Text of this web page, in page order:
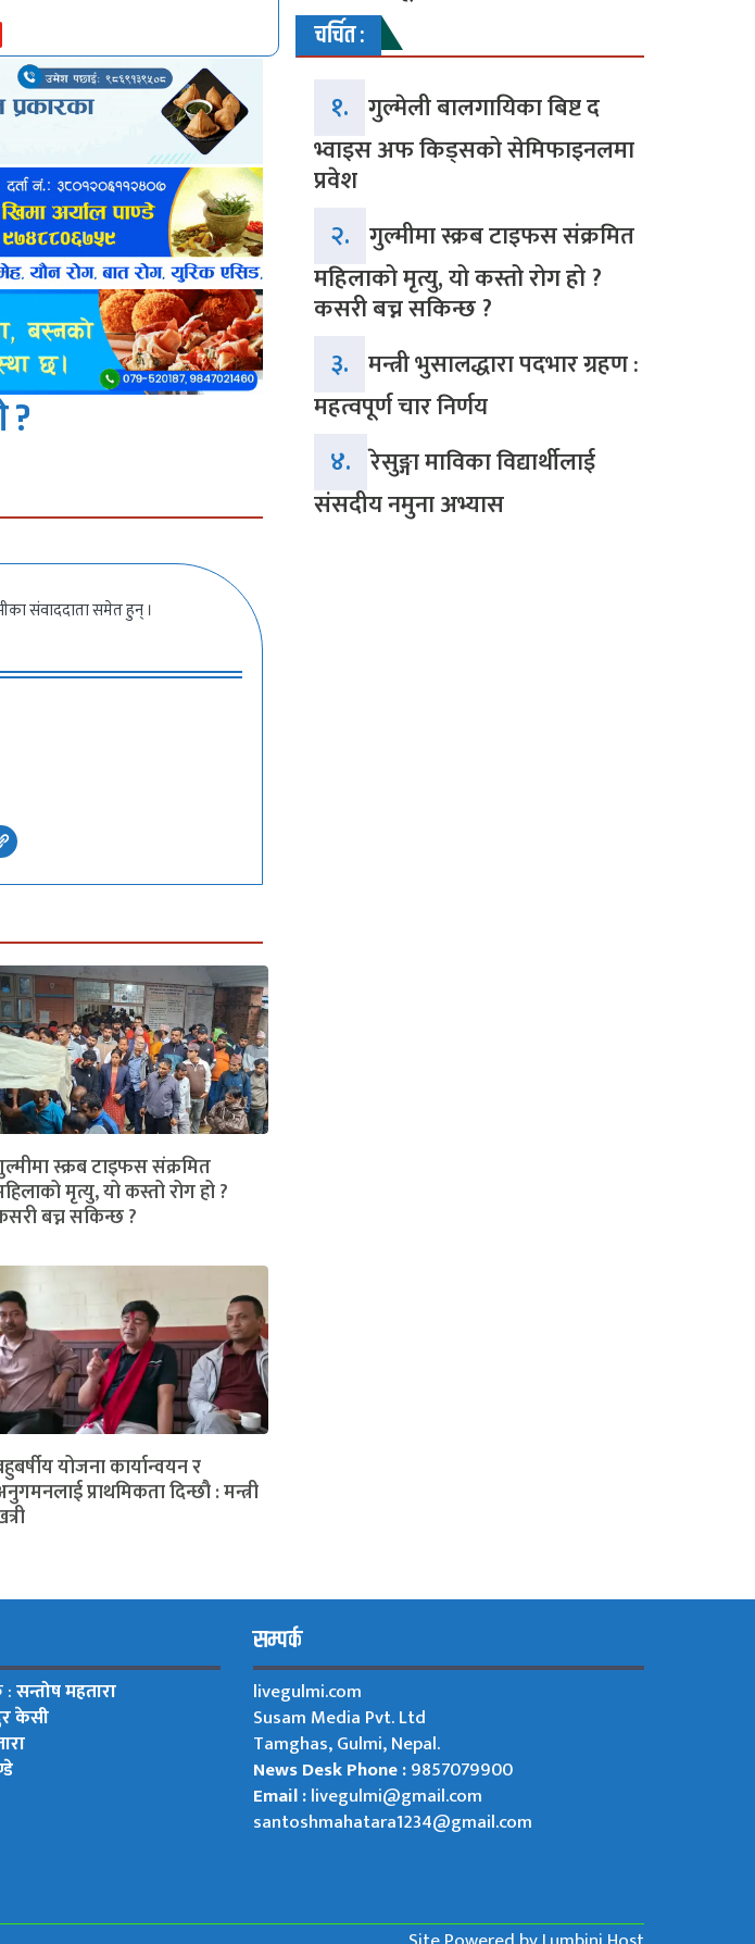
?
संवाददाता समेत हुन् ।
स्क्रब टाइफस संक्रमित
मृत्यु, यो कस्तो रोग हो ?
बच्न सकिन्छ ?
योजना कार्यान्वयन र
प्राथमिकता दिन्छौ : मन्त्री
चर्चित :
१. गुल्मेली बालगायिका बिष्ट द
भ्वाइस अफ किड्सको सेमिफाइनलमा
प्रवेश
२. गुल्मीमा स्क्रब टाइफस संक्रमित
महिलाको मृत्यु, यो कस्तो रोग हो ?
कसरी बच्न सकिन्छ ?
३. मन्त्री भुसालद्धारा पदभार ग्रहण :
महत्वपूर्ण चार निर्णय
४. रेसुङ्गा माविका विद्यार्थीलाई
संसदीय नमुना अभ्यास
:सन्तोष महतारा
केसी
सम्पर्क
livegulmi.com
Susam Media Pvt. Ltd
Tamghas, Gulmi, Nepal.
News Desk Phone :9857079900
Email :livegulmi@gmail.com
santoshmahatara1234@gmail.com